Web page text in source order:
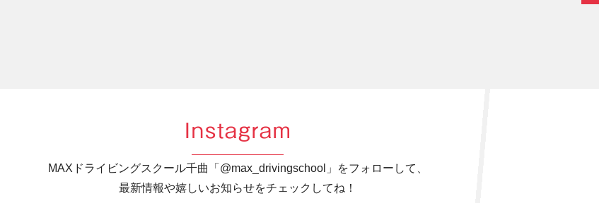
Instagram
MAXドライビングスクール千曲「@max_drivingschool」をフォローして、
最新情報や嬉しいお知らせをチェックしてね！